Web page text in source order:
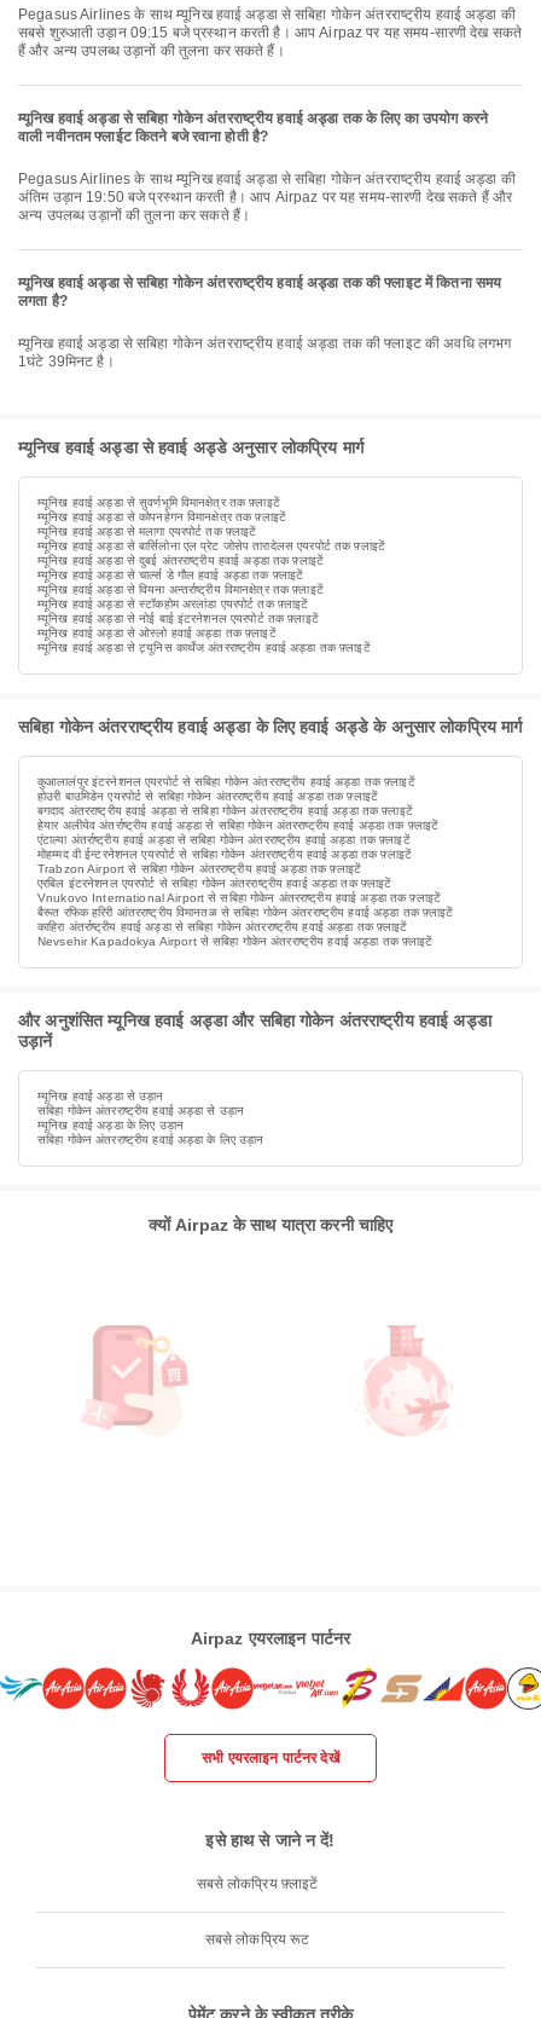
Pegasus Airlines के साथ म्यूनिख हवाई अड्डा से सबिहा गोकेन अंतरराष्ट्रीय हवाई अड्डा की
सबसे शुरुआती उड़ान 09:15 बजे प्रस्थान करती है। आप Airpaz पर यह समय-सारणी देख सकते
हैं और अन्य उपलब्ध उड़ानों की तुलना कर सकते हैं।
म्यूनिख हवाई अड्डा से सबिहा गोकेन अंतरराष्ट्रीय हवाई अड्डा तक के लिए का उपयोग करने
वाली नवीनतम फ्लाईट कितने बजे रवाना होती है?
Pegasus Airlines के साथ म्यूनिख हवाई अड्डा से सबिहा गोकेन अंतरराष्ट्रीय हवाई अड्डा की
अंतिम उड़ान 19:50 बजे प्रस्थान करती है। आप Airpaz पर यह समय-सारणी देख सकते हैं और
अन्य उपलब्ध उड़ानों की तुलना कर सकते हैं।
म्यूनिख हवाई अड्डा से सबिहा गोकेन अंतरराष्ट्रीय हवाई अड्डा तक की फ्लाइट में कितना समय
लगता है?
म्यूनिख हवाई अड्डा से सबिहा गोकेन अंतरराष्ट्रीय हवाई अड्डा तक की फ्लाइट की अवधि लगभग
1घंटे 39मिनट है।
म्यूनिख हवाई अड्डा से हवाई अड्डे अनुसार लोकप्रिय मार्ग
म्यूनिख हवाई अड्डा से सुवर्णभूमि विमानक्षेत्र तक फ़्लाइटें
म्यूनिख हवाई अड्डा से कोपनहेगन विमानक्षेत्र तक फ़्लाइटें
म्यूनिख हवाई अड्डा से मलागा एयरपोर्ट तक फ़्लाइटें
म्यूनिख हवाई अड्डा से बार्सिलोना एल प्रेट जोसेप तारादेलस एयरपोर्ट तक फ़्लाइटें
म्यूनिख हवाई अड्डा से दुबई अंतरराष्ट्रीय हवाई अड्डा तक फ़्लाइटें
म्यूनिख हवाई अड्डा से चार्ल्स डे गौल हवाई अड्डा तक फ़्लाइटें
म्यूनिख हवाई अड्डा से वियना अन्तर्राष्ट्रीय विमानक्षेत्र तक फ़्लाइटें
म्यूनिख हवाई अड्डा से स्टॉकहोम अरलांडा एयरपोर्ट तक फ़्लाइटें
म्यूनिख हवाई अड्डा से नोई बाई इंटरनेशनल एयरपोर्ट तक फ़्लाइटें
म्यूनिख हवाई अड्डा से ओस्लो हवाई अड्डा तक फ़्लाइटें
म्यूनिख हवाई अड्डा से ट्यूनिस कार्थेज अंतरराष्ट्रीय हवाई अड्डा तक फ़्लाइटें
सबिहा गोकेन अंतरराष्ट्रीय हवाई अड्डा के लिए हवाई अड्डे के अनुसार लोकप्रिय मार्ग
कुआलालंपुर इंटरनेशनल एयरपोर्ट से सबिहा गोकेन अंतरराष्ट्रीय हवाई अड्डा तक फ़्लाइटें
होउरी बाउमिडेन एयरपोर्ट से सबिहा गोकेन अंतरराष्ट्रीय हवाई अड्डा तक फ़्लाइटें
बगदाद अंतरराष्ट्रीय हवाई अड्डा से सबिहा गोकेन अंतरराष्ट्रीय हवाई अड्डा तक फ़्लाइटें
हेयार अलीयेव अंतर्राष्ट्रीय हवाई अड्डा से सबिहा गोकेन अंतरराष्ट्रीय हवाई अड्डा तक फ़्लाइटें
एंटाल्या अंतर्राष्ट्रीय हवाई अड्डा से सबिहा गोकेन अंतरराष्ट्रीय हवाई अड्डा तक फ़्लाइटें
मोहम्मद वी ईन्टरनेशनल एयरपोर्ट से सबिहा गोकेन अंतरराष्ट्रीय हवाई अड्डा तक फ़्लाइटें
Trabzon Airport से सबिहा गोकेन अंतरराष्ट्रीय हवाई अड्डा तक फ़्लाइटें
एरबिल इंटरनेशनल एयरपोर्ट से सबिहा गोकेन अंतरराष्ट्रीय हवाई अड्डा तक फ़्लाइटें
Vnukovo International Airport से सबिहा गोकेन अंतरराष्ट्रीय हवाई अड्डा तक फ़्लाइटें
बैरूत रफिक हरिरी आंतरराष्ट्रीय विमानतळ से सबिहा गोकेन अंतरराष्ट्रीय हवाई अड्डा तक फ़्लाइटें
काहिरा अंतर्राष्ट्रीय हवाई अड्डा से सबिहा गोकेन अंतरराष्ट्रीय हवाई अड्डा तक फ़्लाइटें
Nevsehir Kapadokya Airport से सबिहा गोकेन अंतरराष्ट्रीय हवाई अड्डा तक फ़्लाइटें
और अनुशंसित म्यूनिख हवाई अड्डा और सबिहा गोकेन अंतरराष्ट्रीय हवाई अड्डा
उड़ानें
म्यूनिख हवाई अड्डा से उड़ान
सबिहा गोकेन अंतरराष्ट्रीय हवाई अड्डा से उड़ान
म्यूनिख हवाई अड्डा के लिए उड़ान
सबिहा गोकेन अंतरराष्ट्रीय हवाई अड्डा के लिए उड़ान
क्यों Airpaz के साथ यात्रा करनी चाहिए
Airpaz एयरलाइन पार्टनर
सभी एयरलाइन पार्टनर देखें
इसे हाथ से जाने न दें!
सबसे लोकप्रिय फ़्लाइटें
सबसे लोकप्रिय रूट